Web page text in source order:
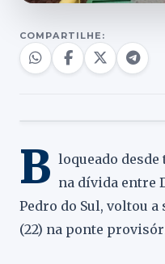
COMPARTILHE:
B loqueado
na dívida entre
Pedro do Sul, voltou
(22) na ponte